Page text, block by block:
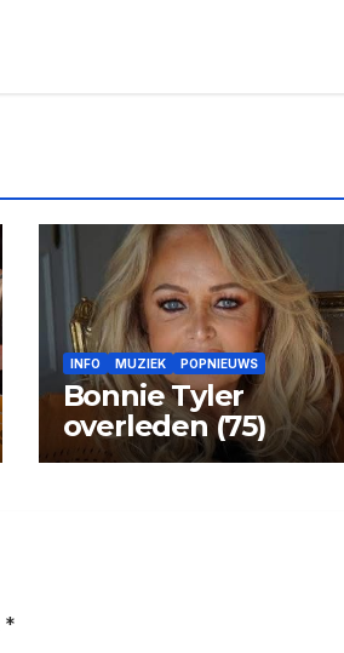
INFO MUZIEK POPNIEUWS
Bonnie Tyler
overleden (75)
*